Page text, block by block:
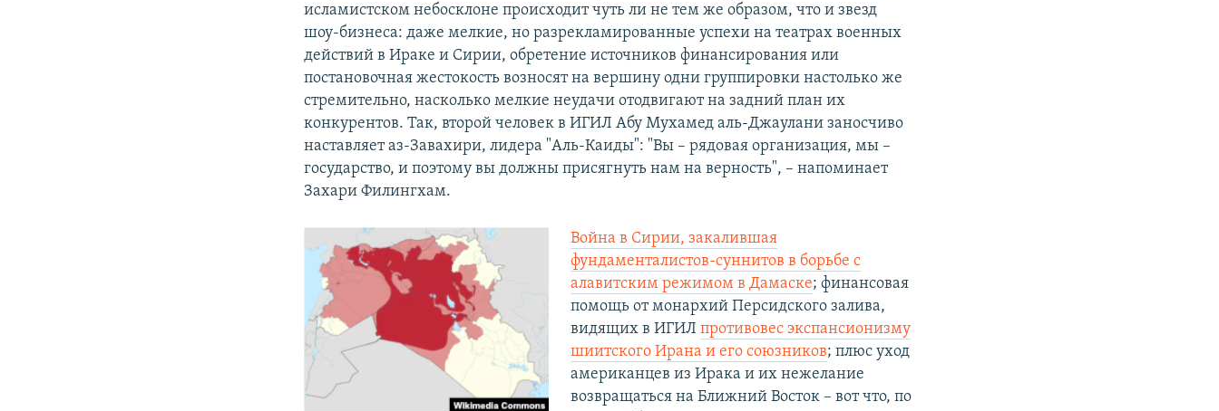
исламистском небосклоне происходит чуть ли не тем же образом, что и звезд
шоу-бизнеса: даже мелкие, но разрекламированные успехи на театрах военных
действий в Ираке и Сирии, обретение источников финансирования или
постановочная жестокость возносят на вершину одни группировки настолько же
стремительно, насколько мелкие неудачи отодвигают на задний план их
конкурентов. Так, второй человек в ИГИЛ Абу Мухамед аль-Джаулани заносчиво
наставляет аз-Завахири, лидера "Аль-Каиды": "Вы – рядовая организация, мы –
государство, и поэтому вы должны присягнуть нам на верность", – напоминает
Захари Филингхам.
Война в Сирии, закалившая
фундаменталистов-суннитов в борьбе с
алавитским режимом в Дамаске; финансовая
помощь от монархий Персидского залива,
видящих в ИГИЛ противовес экспансионизму
шиитского Ирана и его союзников; плюс уход
американцев из Ирака и их нежелание
возвращаться на Ближний Восток – вот что, по